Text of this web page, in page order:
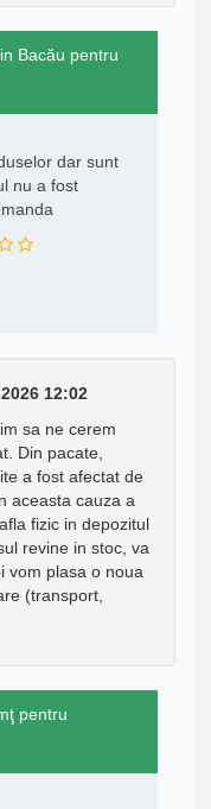
Bacău pentru
dar sunt
nu a fost
12:02
sa ne cerem
Din pacate,
a fost afectat de
aceasta cauza a
fizic in depozitul
revine in stoc, va
vom plasa o noua
(transport,
pentru